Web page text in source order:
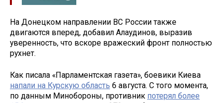
На Донецком направлении ВС России также
двигаются вперед, добавил Алаудинов, выразив
уверенность, что вскоре вражеский фронт полностью
рухнет.
Как писала «Парламентская газета», боевики Киева
напали на Курскую область 6 августа. С того момента,
по данным Минобороны, противник потерял более